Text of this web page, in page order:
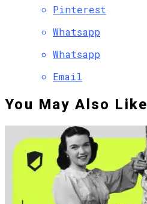
Pinterest
Whatsapp
Whatsapp
Email
You May Also Like